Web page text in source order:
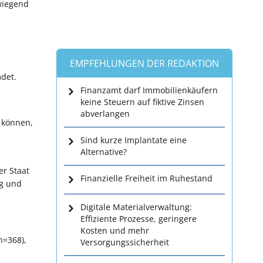
Staat
und
EMPFEHLUNGEN DER REDAKTION
Finanzamt darf Immobilienkäufern
keine Steuern auf fiktive Zinsen
abverlangen
Sind kurze Implantate eine
Alternative?
Finanzielle Freiheit im Ruhestand
Digitale Materialverwaltung:
Effiziente Prozesse, geringere
Kosten und mehr
Versorgungssicherheit